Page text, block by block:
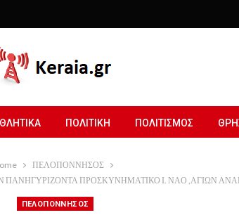
ΠΟΛΙΤΙΚΗ ΠΟΛΙΤΙΣΜΟΣ
ΠΕΛΟΠΟΝΝΗΣΟΣ
ΠΑΝΗΓΥΡΙΖΟΝΤΑ ΠΡΟΣΚΥΝΗΜΑΤΙΚΟ Ι. ΝΑΟ ,ΑΓΙΩΝ
ΠΕΛΟΠΟΝΝΗΣΟΣ